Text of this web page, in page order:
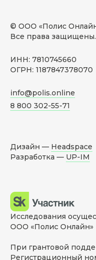
© ООО «Полис
Все права защищены.
ИНН: 7810745660
ОГРН: 1187847378070
info@polis.online
8 800 302-55-71
Дизайн — Headspace
Разработка — UP-IM
Исследования
ООО «Полис Онлайн»
При грантовой
Регистрационный